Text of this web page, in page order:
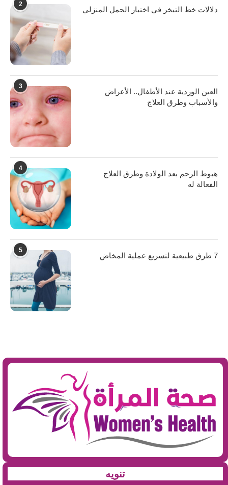
2
دلالات خط التبخر في اختبار الحمل المنزلي
3
العين الوردية عند الأطفال.. الأعراض
والأسباب وطرق العلاج
4
هبوط الرحم بعد الولادة وطرق العلاج
الفعالة له
5
7 طرق طبيعية لتسريع عملية المخاض
تنويه